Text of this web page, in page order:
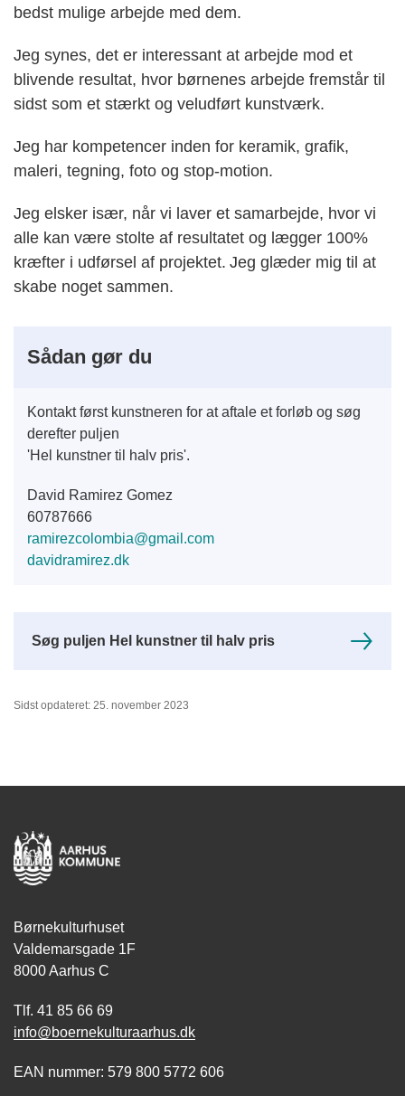
bedst mulige arbejde med dem.
Jeg synes, det er interessant at arbejde mod et
blivende resultat, hvor børnenes arbejde fremstår til
sidst som et stærkt og veludført kunstværk.
Jeg har kompetencer inden for keramik, grafik,
maleri, tegning, foto og stop-motion.
Jeg elsker især, når vi laver et samarbejde, hvor vi
alle kan være stolte af resultatet og lægger 100%
kræfter i udførsel af projektet. Jeg glæder mig til at
skabe noget sammen.
Sådan gør du
Kontakt først kunstneren for at aftale et forløb og søg
derefter puljen
'Hel kunstner til halv pris'.
David Ramirez Gomez
60787666
ramirezcolombia@gmail.com
davidramirez.dk
Søg puljen Hel kunstner til halv pris
Sidst opdateret: 25. november 2023
Børnekulturhuset
Valdemarsgade 1F
8000 Aarhus C
Tlf. 41 85 66 69
info@boernekulturaarhus.dk
EAN nummer: 579 800 5772 606